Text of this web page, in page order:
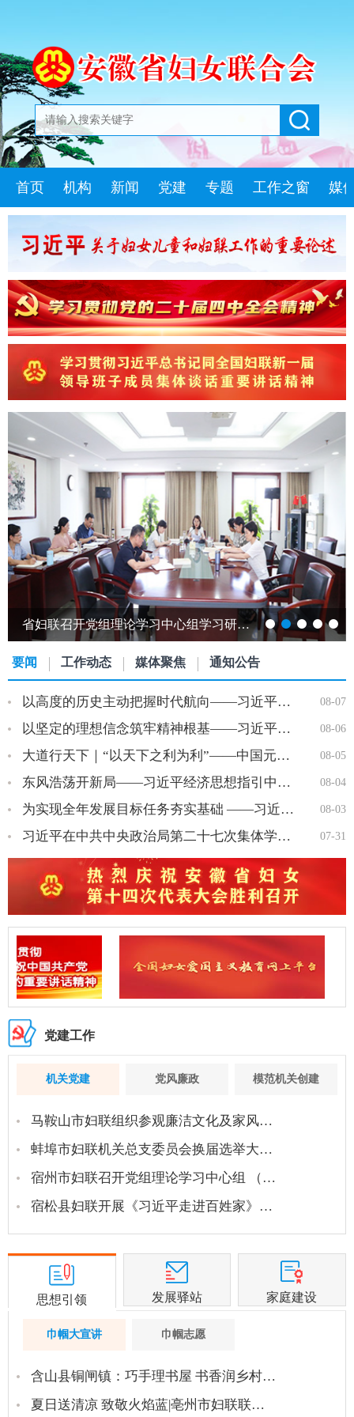
首页 机构 新闻 党建 专题 工作之窗 媒
省妇联召开党组理论学习中心组学习研讨会议
要闻 工作动态 媒体聚焦 通知公告
08-07
以高度的历史主动把握时代航向——习近平党建思想理论品格系列述…
08-06
以坚定的理想信念筑牢精神根基——习近平党建思想理论品格系列述…
08-05
大道行天下｜“以天下之利为利”——中国元首外交的世界情怀与大…
08-04
东风浩荡开新局——习近平经济思想指引中国经济高质量发展行稳致…
08-03
为实现全年发展目标任务夯实基础 ——习近平总书记引领“十五五…
07-31
习近平在中共中央政治局第二十七次集体学习时强调 强化政治引领 …
党建工作
机关党建 党风廉政 模范机关创建
马鞍山市妇联组织参观廉洁文化及家风…
蚌埠市妇联机关总支委员会换届选举大…
宿州市妇联召开党组理论学习中心组 （…
宿松县妇联开展《习近平走进百姓家》…
思想引领 发展驿站 家庭建设
巾帼大宣讲 巾帼志愿
含山县铜闸镇：巧手理书屋 书香润乡村…
夏日送清凉 致敬火焰蓝|亳州市妇联联…